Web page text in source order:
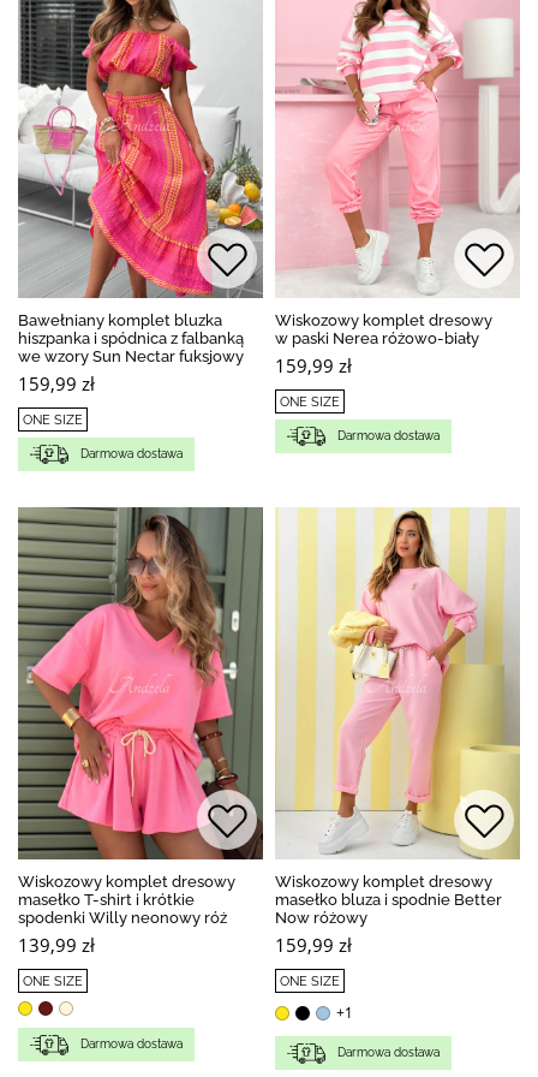
Bawełniany komplet bluzka
hiszpanka i spódnica z falbanką
we wzory Sun Nectar fuksjowy
159,99 zł
ONE SIZE
Darmowa dostawa
Wiskozowy komplet dresowy
w paski Nerea różowo-biały
159,99 zł
ONE SIZE
Darmowa dostawa
Wiskozowy komplet dresowy
masełko T-shirt i krótkie
spodenki Willy neonowy róż
139,99 zł
ONE SIZE
Darmowa dostawa
Wiskozowy komplet dresowy
masełko bluza i spodnie Better
Now różowy
159,99 zł
ONE SIZE
+1
Darmowa dostawa